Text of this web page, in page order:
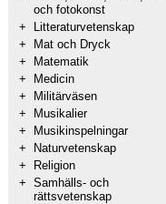
och fotokonst
+
Litteraturvetenskap
+
Mat och Dryck
+
Matematik
+
Medicin
+
Militärväsen
+
Musikalier
+
Musikinspelningar
+
Naturvetenskap
+
Religion
+ Samhälls- och
rättsvetenskap